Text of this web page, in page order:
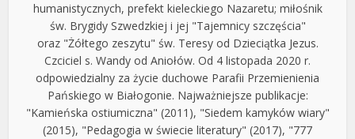
humanistycznych, prefekt kieleckiego Nazaretu; miłośnik
św. Brygidy Szwedzkiej i jej "Tajemnicy szczęścia"
oraz "Żółtego zeszytu" św. Teresy od Dzieciątka Jezus.
Czciciel s. Wandy od Aniołów. Od 4 listopada 2020 r.
odpowiedzialny za życie duchowe Parafii Przemienienia
Pańskiego w Białogonie. Najważniejsze publikacje:
"Kamieńska ostiumiczna" (2011), "Siedem kamyków wiary"
(2015), "Pedagogia w świecie literatury" (2017), "777